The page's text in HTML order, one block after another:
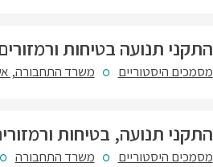
התקני תנועה בטיחות ורמזורים
מסמכים היסטוריים משרד התחבורה,
התקני תנועה, בטיחות ורמזורים מאושרים
מסמכים היסטוריים משרד התחבורה